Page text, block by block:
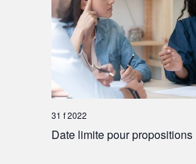
Date limite pour
31 f 2022